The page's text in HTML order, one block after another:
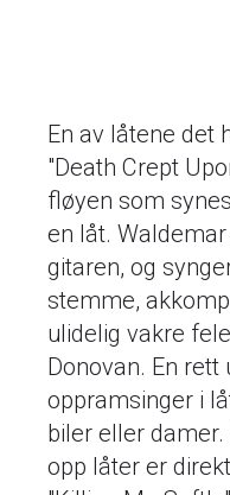
En av låtene det
"Death Crept
fløyen som
en låt.
gitaren, og
stemme,
ulidelig vakre
Donovan. En
oppramsinger i
biler eller
opp låter er